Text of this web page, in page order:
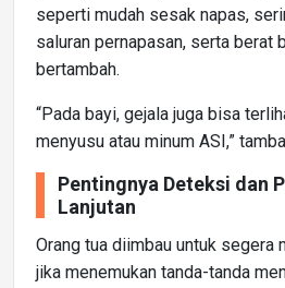
seperti mudah sesak napas,
saluran pernapasan, serta berat
bertambah.
“Pada bayi, gejala juga bisa
menyusu atau minum ASI,”
Pentingnya Deteksi dan
Lanjutan
Orang tua diimbau untuk segera
jika menemukan tanda-tanda